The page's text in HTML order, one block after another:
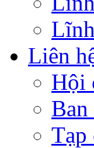
Liên
Hội
Tạp